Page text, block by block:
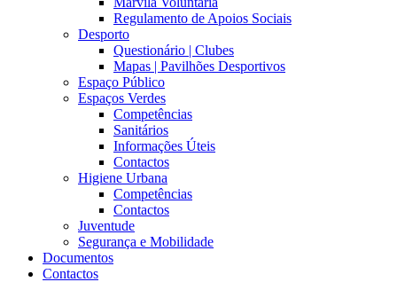
Regulamento de Apoios Sociais
Desporto
Questionário | Clubes
Mapas | Pavilhões Desportivos
Espaço Público
Espaços Verdes
Competências
Sanitários
Informações Úteis
Contactos
Higiene Urbana
Competências
Contactos
Juventude
Segurança e Mobilidade
Documentos
Contactos